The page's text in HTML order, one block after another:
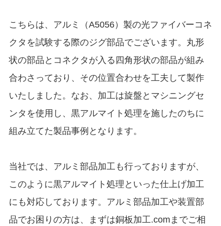
こちらは、アルミ（A5056）製の光ファイバーコネ
クタを試験する際のジグ部品でございます。丸形
状の部品とコネクタが入る四角形状の部品が組み
合わさっており、その位置合わせを工夫して製作
いたしました。なお、加工は旋盤とマシニングセ
ンタを使用し、黒アルマイト処理を施したのちに
組み立てた製品事例となります。
当社では、アルミ部品加工も行っておりますが、
このように黒アルマイト処理といった仕上げ加工
にも対応しております。アルミ部品加工や装置部
品でお困りの方は、まずは銅板加工.comまでご相